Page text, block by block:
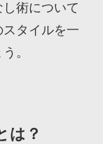
術について
タイルを一
。
は？